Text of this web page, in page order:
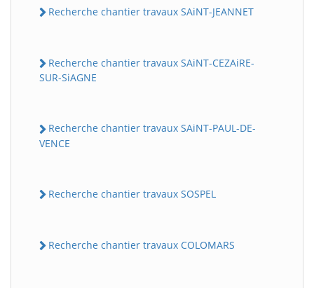
Recherche chantier travaux SAiNT-JEANNET
Recherche chantier travaux SAiNT-CEZAiRE-
SUR-SiAGNE
Recherche chantier travaux SAiNT-PAUL-DE-
VENCE
Recherche chantier travaux SOSPEL
Recherche chantier travaux COLOMARS